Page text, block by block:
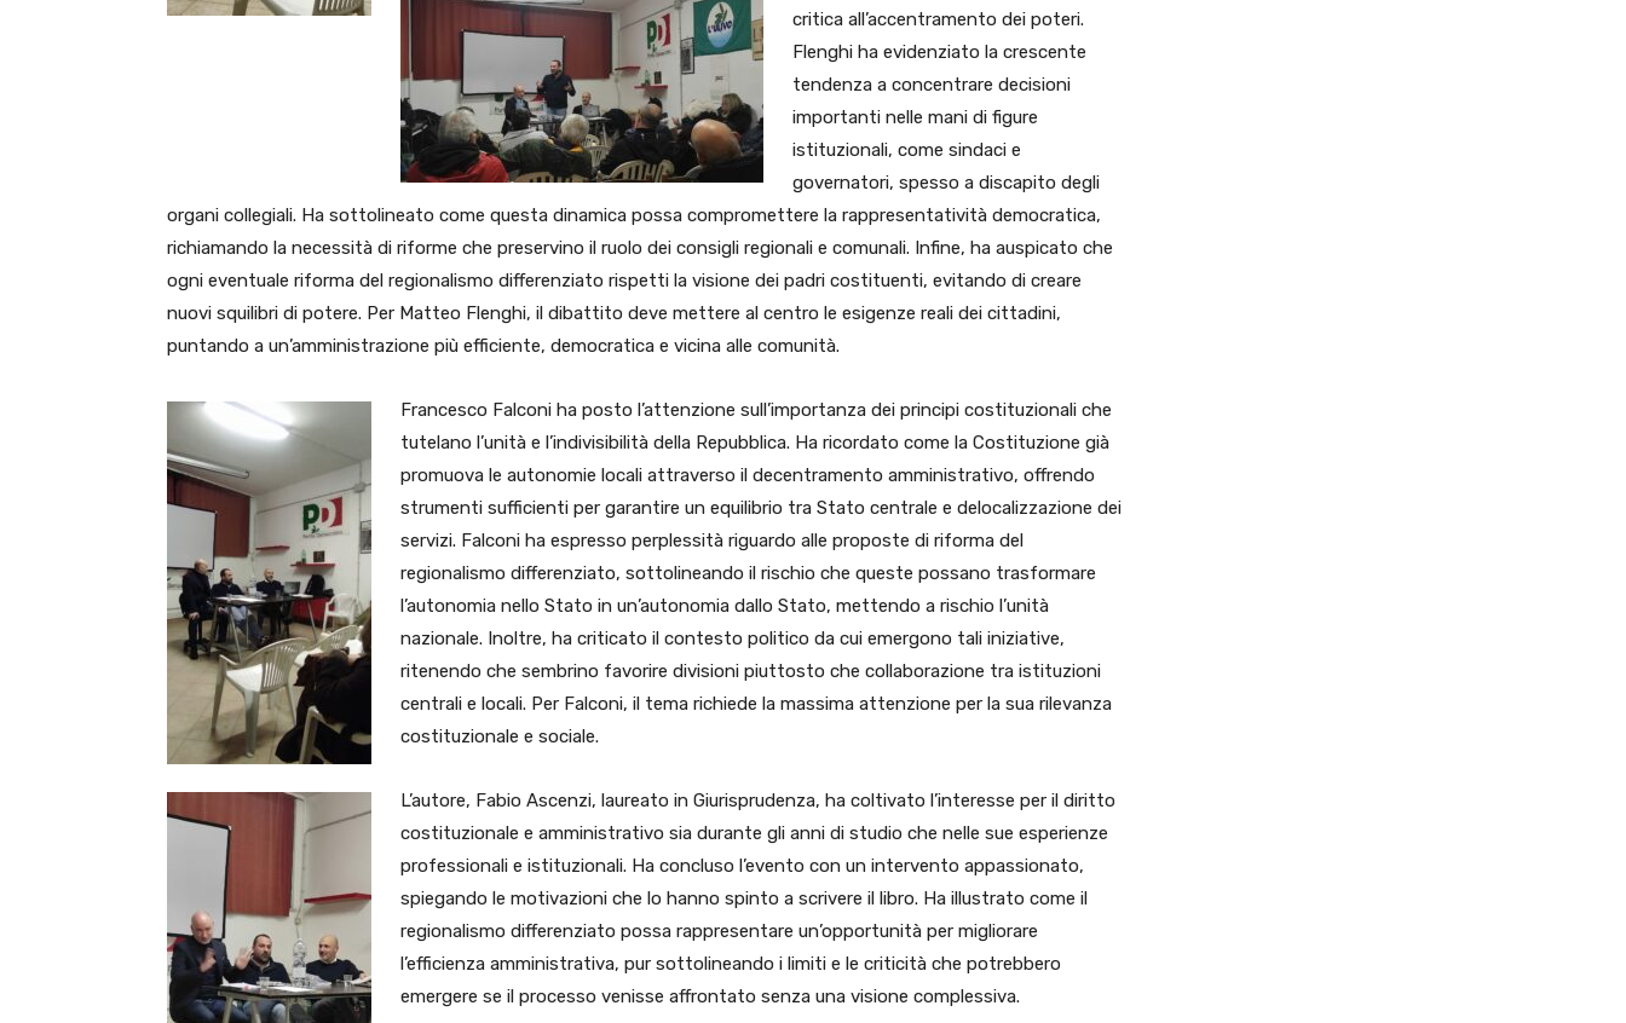
critica all’accentramento dei poteri.
Flenghi ha evidenziato la crescente
tendenza a concentrare decisioni
importanti nelle mani di figure
istituzionali, come sindaci e
governatori, spesso a discapito degli
organi collegiali. Ha sottolineato come questa dinamica possa compromettere la rappresentatività democratica,
richiamando la necessità di riforme che preservino il ruolo dei consigli regionali e comunali. Infine, ha auspicato che
ogni eventuale riforma del regionalismo differenziato rispetti la visione dei padri costituenti, evitando di creare
nuovi squilibri di potere. Per Matteo Flenghi, il dibattito deve mettere al centro le esigenze reali dei cittadini,
puntando a un’amministrazione più efficiente, democratica e vicina alle comunità.
Francesco Falconi ha posto l’attenzione sull’importanza dei principi costituzionali che
tutelano l’unità e l’indivisibilità della Repubblica. Ha ricordato come la Costituzione già
promuova le autonomie locali attraverso il decentramento amministrativo, offrendo
strumenti sufficienti per garantire un equilibrio tra Stato centrale e delocalizzazione dei
servizi. Falconi ha espresso perplessità riguardo alle proposte di riforma del
regionalismo differenziato, sottolineando il rischio che queste possano trasformare
l’autonomia nello Stato in un’autonomia dallo Stato, mettendo a rischio l’unità
nazionale. Inoltre, ha criticato il contesto politico da cui emergono tali iniziative,
ritenendo che sembrino favorire divisioni piuttosto che collaborazione tra istituzioni
centrali e locali. Per Falconi, il tema richiede la massima attenzione per la sua rilevanza
costituzionale e sociale.
L’autore, Fabio Ascenzi, laureato in Giurisprudenza, ha coltivato l’interesse per il diritto
costituzionale e amministrativo sia durante gli anni di studio che nelle sue esperienze
professionali e istituzionali. Ha concluso l’evento con un intervento appassionato,
spiegando le motivazioni che lo hanno spinto a scrivere il libro. Ha illustrato come il
regionalismo differenziato possa rappresentare un’opportunità per migliorare
l’efficienza amministrativa, pur sottolineando i limiti e le criticità che potrebbero
emergere se il processo venisse affrontato senza una visione complessiva.